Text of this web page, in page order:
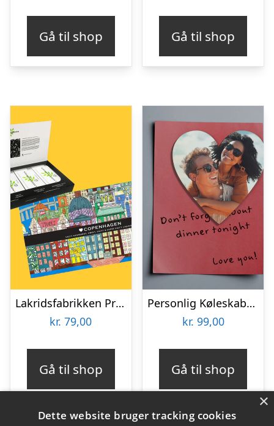
Gå til shop Gå til shop
Lakridsfabrikken Premiumlakrids – Copenhagen
kr. 79,00
Gå til shop
Personlig Køleskabsmagnet med Foto – Hjerte
kr. 99,00
Gå til shop
×
Dette website bruger tracking cookies